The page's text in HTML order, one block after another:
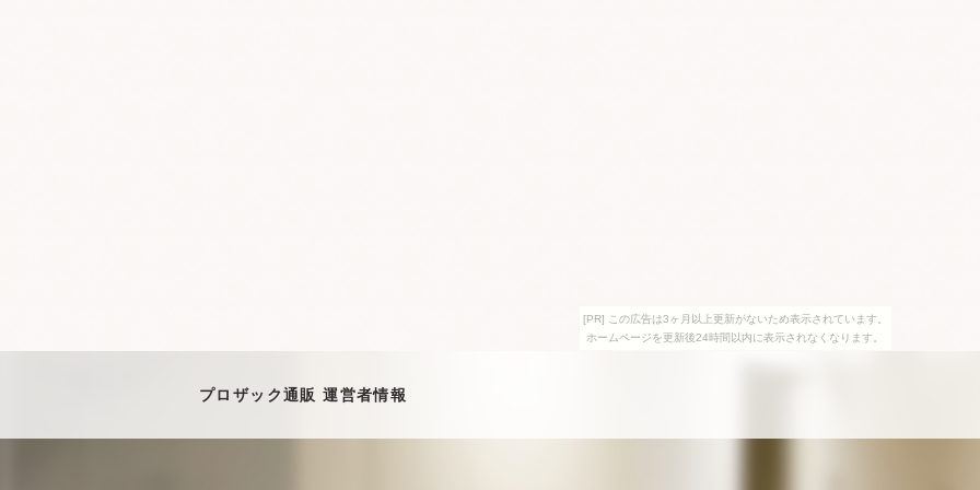
[PR] この広告は3ヶ月以上更新がないため表示されています。
ホームページを更新後24時間以内に表示されなくなります。
プロザック通販 運営者情報